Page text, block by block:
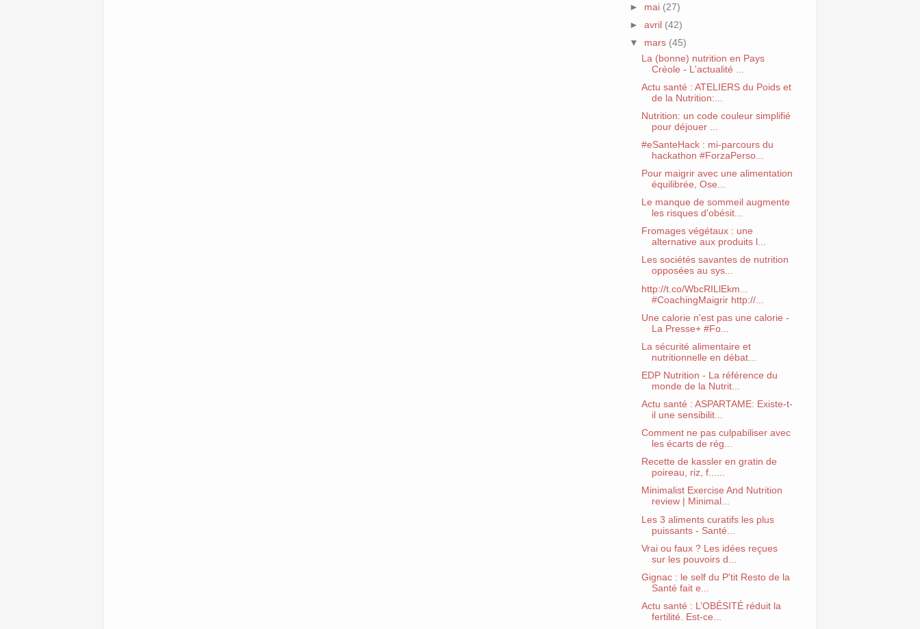
► mai (27)
►avril (42)
▼ mars (45)
La (bonne) nutrition en Pays
Créole - L'actualité ...
Actu santé : ATELIERS du Poids et
de la Nutrition:...
Nutrition: un code couleur simplifié
pour déjouer ...
#eSanteHack : mi-parcours du
hackathon #ForzaPerso...
Pour maigrir avec une alimentation
équilibrée, Ose...
Le manque de sommeil augmente
les risques d'obésit...
Fromages végétaux : une
alternative aux produits l...
Les sociétés savantes de nutrition
opposées au sys...
http://t.co/WbcRILlEkm...
#CoachingMaigrir http://...
Une calorie n'est pas une calorie -
La Presse+ #Fo...
La sécurité alimentaire et
nutritionnelle en débat...
EDP Nutrition - La référence du
monde de la Nutrit...
Actu santé : ASPARTAME: Existe-t-
il une sensibilit...
Comment ne pas culpabiliser avec
les écarts de rég...
Recette de kassler en gratin de
poireau, riz, f......
Minimalist Exercise And Nutrition
review | Minimal...
Les 3 aliments curatifs les plus
puissants - Santé...
Vrai ou faux ? Les idées reçues
sur les pouvoirs d...
Gignac : le self du P'tit Resto de la
Santé fait e...
Actu santé : L’OBÉSITÉ réduit la
fertilité. Est-ce...